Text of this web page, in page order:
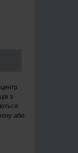
з
або